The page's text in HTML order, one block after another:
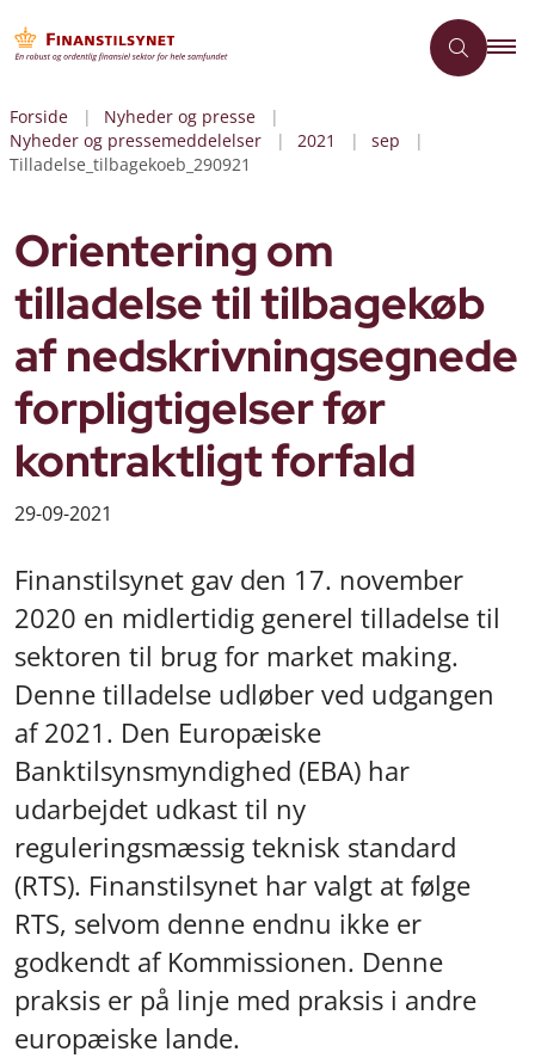
Forside
Nyheder og presse
Nyheder og pressemeddelelser
2021
sep
Tilladelse_tilbagekoeb_290921
Orientering om
tilladelse til tilbagekøb
af nedskrivningsegnede
forpligtigelser før
kontraktligt forfald
29-09-2021
Finanstilsynet gav den 17. november
2020 en midlertidig generel tilladelse til
sektoren til brug for market making.
Denne tilladelse udløber ved udgangen
af 2021. Den Europæiske
Banktilsynsmyndighed (EBA) har
udarbejdet udkast til ny
reguleringsmæssig teknisk standard
(RTS). Finanstilsynet har valgt at følge
RTS, selvom denne endnu ikke er
godkendt af Kommissionen. Denne
praksis er på linje med praksis i andre
europæiske lande.